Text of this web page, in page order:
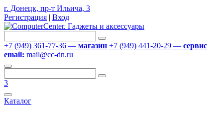
г. Донецк, пр-т Ильича, 3
Регистрация | Вход
+7 (949) 361-77-36 — магазин +7 (949) 441-20-29 — сервис
email: mail@cc-dn.ru
3
Каталог